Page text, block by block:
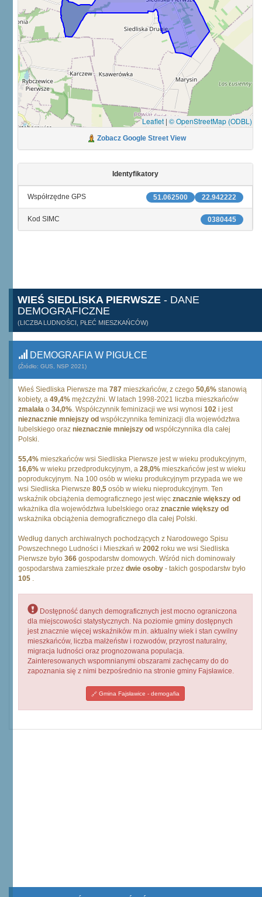
Leaflet | © OpenStreetMap (ODBL)
Zobacz Google Street View
Identyfikatory
22.942222
51.062500
Współrzędne GPS
0380445
Kod SIMC
WIEŚ SIEDLISKA PIERWSZE - DANE
DEMOGRAFICZNE
(LICZBA LUDNOŚCI, PŁEĆ MIESZKAŃCÓW)
DEMOGRAFIA W PIGUŁCE
(Źródło: GUS, NSP 2021)
Wieś Siedliska Pierwsze ma 787 mieszkańców, z czego 50,6% stanowią
kobiety, a 49,4% mężczyźni. W latach 1998-2021 liczba mieszkańców
zmalała o 34,0%. Współczynnik feminizacji we wsi wynosi 102 i jest
nieznacznie mniejszy od współczynnika feminizacji dla województwa
lubelskiego oraz nieznacznie mniejszy od współczynnika dla całej
Polski.
55,4% mieszkańców wsi Siedliska Pierwsze jest w wieku produkcyjnym,
16,6% w wieku przedprodukcyjnym, a 28,0% mieszkańców jest w wieku
poprodukcyjnym. Na 100 osób w wieku produkcyjnym przypada we we
wsi Siedliska Pierwsze 80,5 osób w wieku nieprodukcyjnym. Ten
wskaźnik obciążenia demograficznego jest więc znacznie większy od
wkażnika dla województwa lubelskiego oraz znacznie większy od
wskażnika obciążenia demograficznego dla całej Polski.
Według danych archiwalnych pochodzących z Narodowego Spisu
Powszechnego Ludności i Mieszkań w 2002 roku we wsi Siedliska
Pierwsze było 366 gospodarstw domowych. Wśród nich dominowały
gospodarstwa zamieszkałe przez dwie osoby - takich gospodarstw było
105 .
Dostępność danych demograficznych jest mocno ograniczona
dla miejscowości statystycznych. Na poziomie gminy dostępnych
jest znacznie więcej wskaźników m.in. aktualny wiek i stan cywilny
mieszkańców, liczba małżeństw i rozwodów, przyrost naturalny,
migracja ludności oraz prognozowana populacja.
Zainteresowanych wspomnianymi obszarami zachęcamy do do
zapoznania się z nimi bezpośrednio na stronie gminy Fajsławice.
Gmina Fajsławice - demogafia